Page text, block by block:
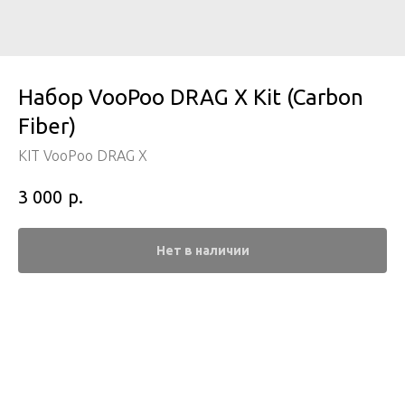
Набор VooPoo DRAG X Kit (Carbon
Fiber)
KIT VooPoo DRAG X
3 000 р.
Нет в наличии